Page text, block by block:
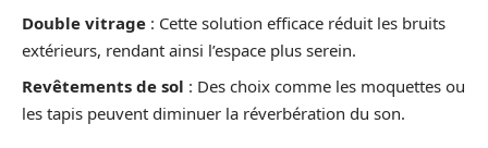
Double vitrage : Cette solution efficace réduit les bruits
extérieurs, rendant ainsi l’espace plus serein.
Revêtements de sol : Des choix comme les moquettes ou
les tapis peuvent diminuer la réverbération du son.